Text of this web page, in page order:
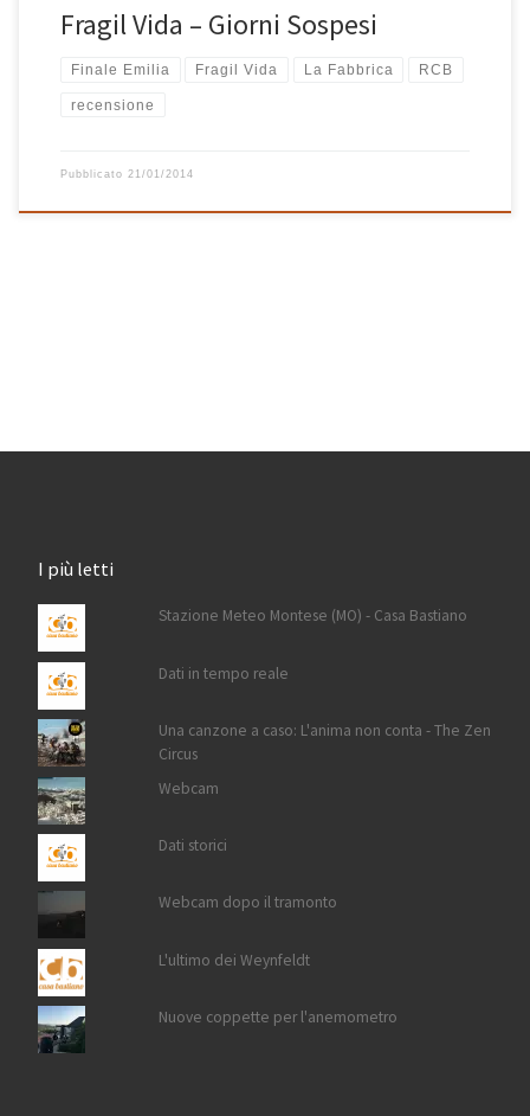
Fragil Vida – Giorni Sospesi
Finale Emilia Fragil Vida La Fabbrica RCB
recensione
Pubblicato 21/01/2014
I più letti
Stazione Meteo Montese (MO) - Casa Bastiano
Dati in tempo reale
Una canzone a caso: L'anima non conta - The Zen
Circus
Webcam
Dati storici
Webcam dopo il tramonto
L'ultimo dei Weynfeldt
Nuove coppette per l'anemometro